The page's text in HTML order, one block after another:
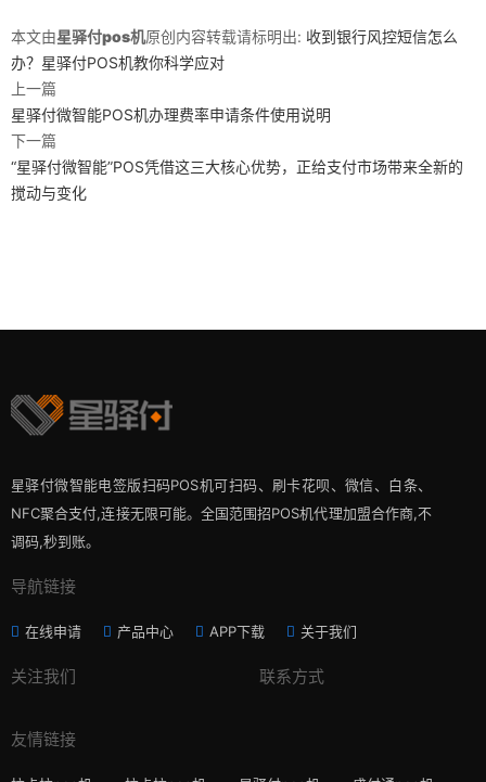
本文由星驿付pos机原创内容转载请标明出: 收到银行风控短信怎么
办？星驿付POS机教你科学应对
上一篇
星驿付微智能POS机办理费率申请条件使用说明
下一篇
“星驿付微智能”POS凭借这三大核心优势，正给支付市场带来全新的
搅动与变化
星驿付微智能电签版扫码POS机可扫码、刷卡花呗、微信、白条、
NFC聚合支付,连接无限可能。全国范围招POS机代理加盟合作商,不
调码,秒到账。
导航链接
在线申请 产品中心 APP下载 关于我们
关注我们 联系方式
友情链接